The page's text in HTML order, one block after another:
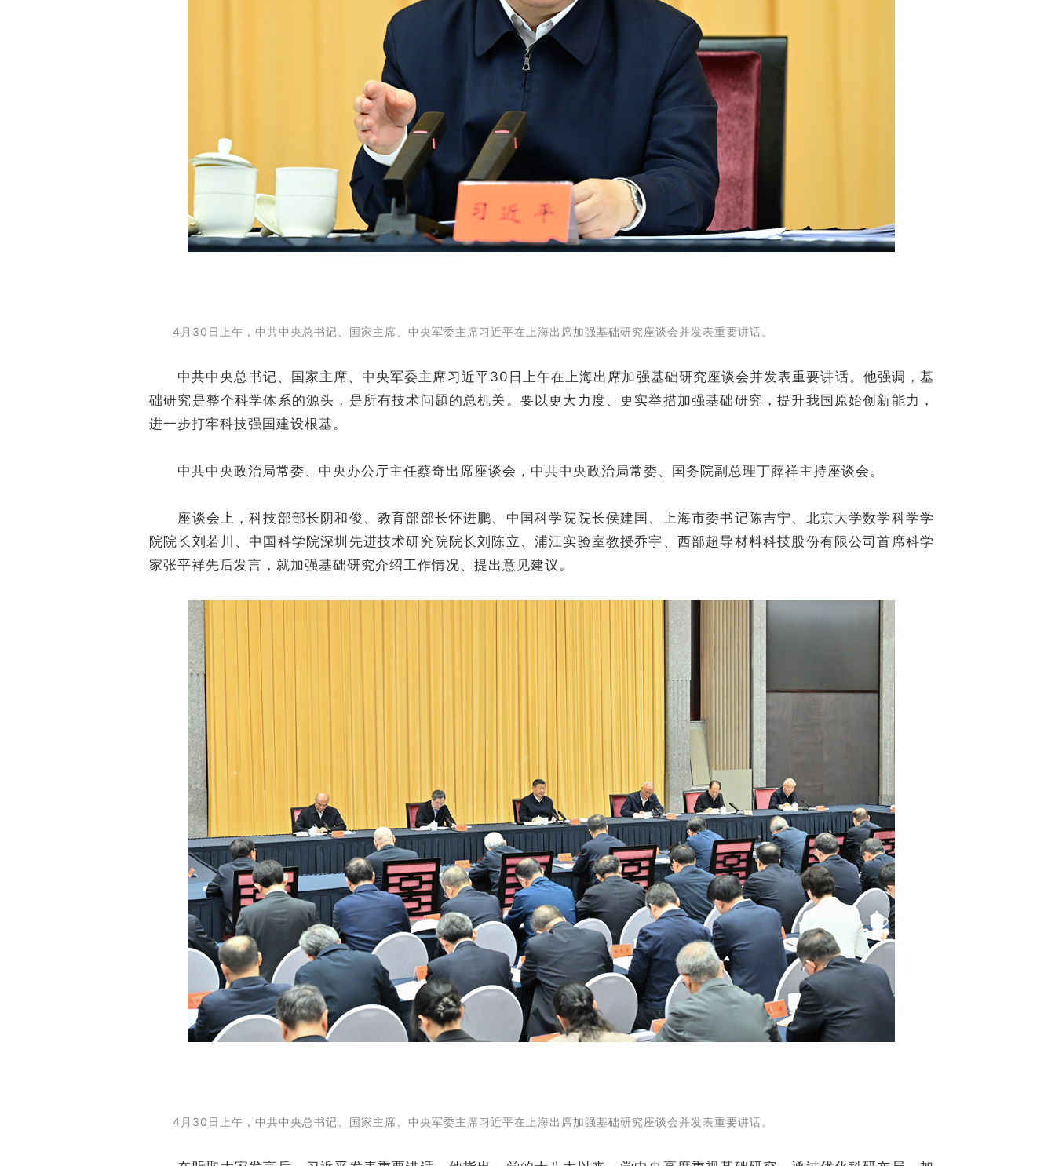
4月30日上午，中共中央总书记、国家主席、中央军委主席习近平在上海出席加强基础研究座谈会并发表重要讲话。
中共中央总书记、国家主席、中央军委主席习近平30日上午在上海出席加强基础研究座谈会并发表重要讲话。他强调，基
础研究是整个科学体系的源头，是所有技术问题的总机关。要以更大力度、更实举措加强基础研究，提升我国原始创新能力，
进一步打牢科技强国建设根基。
中共中央政治局常委、中央办公厅主任蔡奇出席座谈会，中共中央政治局常委、国务院副总理丁薛祥主持座谈会。
座谈会上，科技部部长阴和俊、教育部部长怀进鹏、中国科学院院长侯建国、上海市委书记陈吉宁、北京大学数学科学学
院院长刘若川、中国科学院深圳先进技术研究院院长刘陈立、浦江实验室教授乔宇、西部超导材料科技股份有限公司首席科学
家张平祥先后发言，就加强基础研究介绍工作情况、提出意见建议。
4月30日上午，中共中央总书记、国家主席、中央军委主席习近平在上海出席加强基础研究座谈会并发表重要讲话。